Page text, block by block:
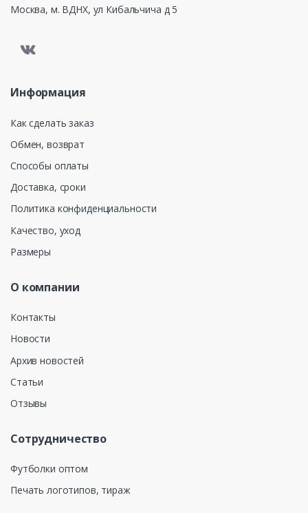
Москва, м. ВДНХ, ул Кибальчича д 5
Информация
Как сделать заказ
Обмен, возврат
Способы оплаты
Доставка, сроки
Политика конфиденциальности
Качество, уход
Размеры
О компании
Контакты
Новости
Архив новостей
Статьи
Отзывы
Сотрудничество
Футболки оптом
Печать логотипов, тираж